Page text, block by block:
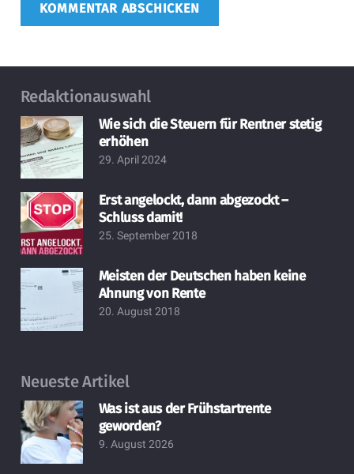
KOMMENTAR ABSCHICKEN
Redaktionauswahl
Wie sich die Steuern für Rentner stetig
erhöhen
29. April 2024
Erst angelockt, dann abgezockt –
Schluss damit!
25. September 2018
Meisten der Deutschen haben keine
Ahnung von Rente
20. August 2018
Neueste Artikel
Was ist aus der Frühstartrente
geworden?
9. August 2026